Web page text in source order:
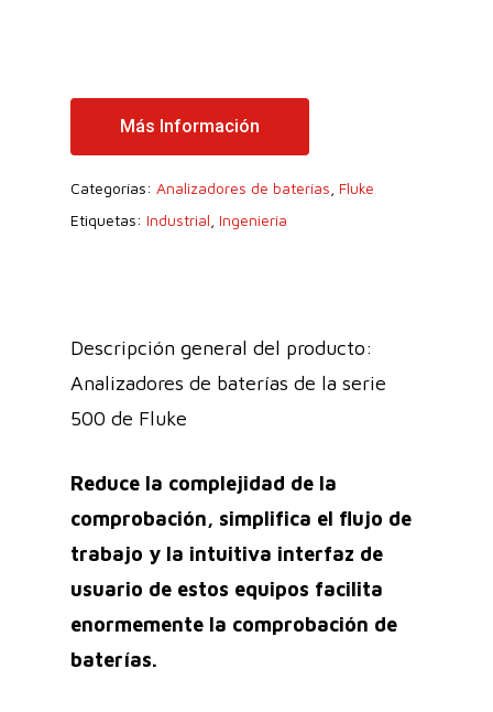
Más Información
Categorías: Analizadores de baterías Fluke
Etiquetas: Industrial Ingeniería
Descripción general del producto:
Analizadores de baterías de la serie
500 de Fluke
Reduce la complejidad de la
comprobación, simplifica el flujo de
trabajo y la intuitiva interfaz de
usuario de estos equipos facilita
enormemente la comprobación de
baterías.